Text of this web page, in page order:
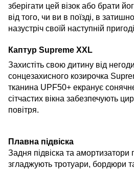
зберігати цей візок або брати
від того, чи ви в поїзді, в
назустріч своїй наступній
Каптур Supreme XXL
Захистіть свою дитину від
сонцезахисного козирочка
тканина UPF50+ екранує
сітчастих вікна забезпечують
повітря.
Плавна підвіска
Задня підвіска та амортизатори
згладжують тротуари, бордюри